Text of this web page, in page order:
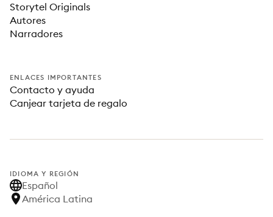
Storytel Originals
Autores
Narradores
ENLACES IMPORTANTES
Contacto y ayuda
Canjear tarjeta de regalo
IDIOMA Y REGIÓN
Español
América Latina